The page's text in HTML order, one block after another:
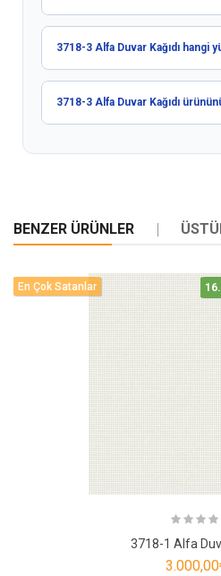
3718-3 Alfa Duvar Kağıdı hangi
3718-3 Alfa Duvar Kağıdı
BENZER ÜRÜNLER
En Çok Satanlar
3718-1 Alfa